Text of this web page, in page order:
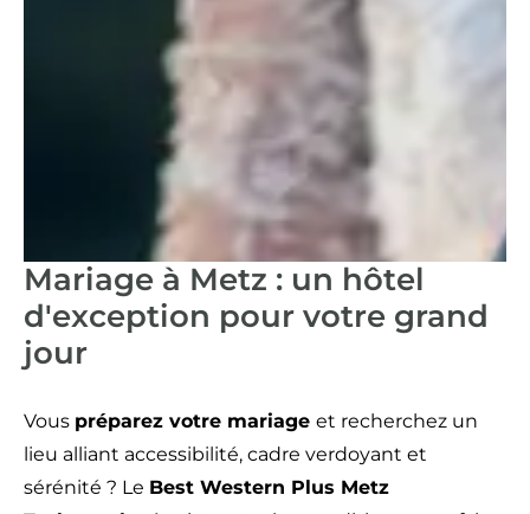
Mariage à Metz : un hôtel
d'exception pour votre grand
jour
Vous préparez votre mariage et recherchez un
lieu alliant accessibilité, cadre verdoyant et
sérénité ? Le Best Western Plus Metz